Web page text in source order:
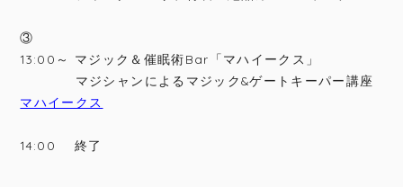
③
13:00～ マジック＆催眠術Bar「マハイークス」
マジシャンによるマジック&ゲートキーパー講座
マハイークス
14:00 終了